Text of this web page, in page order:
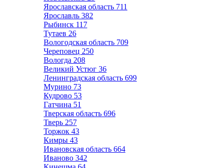
Ярославская область 711
Ярославль 382
Рыбинск 117
Тутаев 26
Вологодская область 709
Череповец 250
Вологда 208
Великий Устюг 36
Ленинградская область 699
Мурино 73
Кудрово 53
Гатчина 51
Тверская область 696
Тверь 257
Торжок 43
Кимры 43
Ивановская область 664
Иваново 342